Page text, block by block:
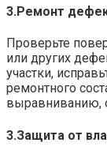
3.Ремонт
Проверьте
или других
участки,
ремонтного
выравниванию,
3.Защита от